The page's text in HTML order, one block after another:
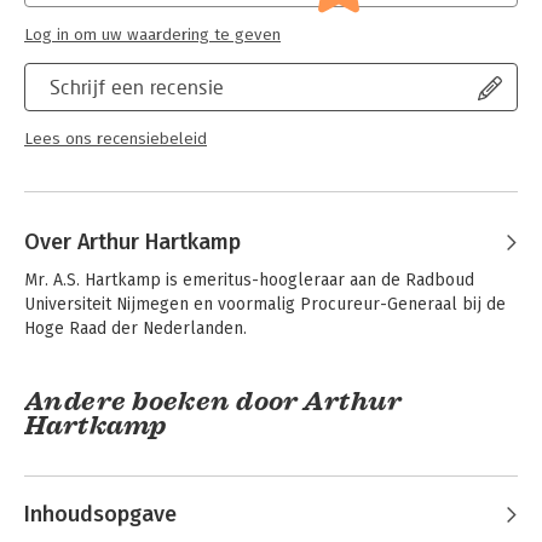
Serie:
Schrijf een recensie
Lees ons recensiebeleid
Log in om uw waardering te geven
Over Arthur Hartkamp
Mr. A.S. Hartkamp is emeritus-hoogleraar aan de Radboud
Universiteit Nijmegen en voormalig Procureur-Generaal bij de
Hoge Raad der Nederlanden.
Andere boeken door Arthur
Hartkamp
Inhoudsopgave